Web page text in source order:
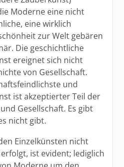
Moderne eine nicht
eine wirklich
zur Welt gebären
Die geschichtliche
ereignet sich nicht
von Gesellschaft.
und
ist akzeptierter Teil der
Gesellschaft. Es gibt
nicht gibt.
Einzelkünsten nicht
ist evident; lediglich